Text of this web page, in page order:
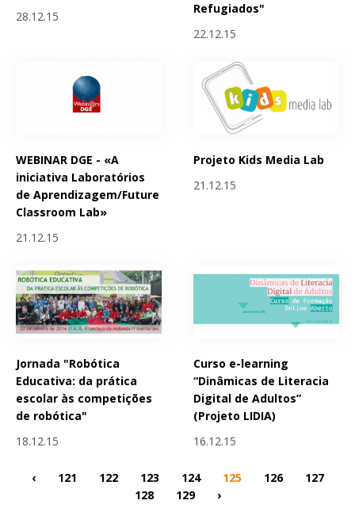
28.12.15
Refugiados"
22.12.15
WEBINAR DGE - «A
iniciativa Laboratórios
de Aprendizagem/Future
Classroom Lab»
21.12.15
Projeto Kids Media Lab
21.12.15
Jornada "Robótica
Educativa: da prática
escolar às competições
de robótica"
18.12.15
Curso e-learning
“Dinâmicas de Literacia
Digital de Adultos”
(Projeto LIDIA)
16.12.15
‹ 121 122 123 124 125 126
127
128
129 ›